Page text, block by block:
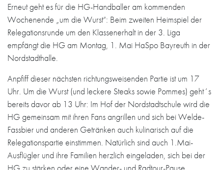
Erneut geht es für die HG-Handballer am kommenden
Wochenende „um die Wurst“: Beim zweiten Heimspiel der
Relegationsrunde um den Klassenerhalt in der 3. Liga
empfängt die HG am Montag, 1. Mai HaSpo Bayreuth in der
Nordstadthalle.
Anpfiff dieser nächsten richtungsweisenden Partie ist um 17
Uhr. Um die Wurst (und leckere Steaks sowie Pommes) geht´s
bereits davor ab 13 Uhr: Im Hof der Nordstadtschule wird die
HG gemeinsam mit ihren Fans angrillen und sich bei Welde-
Fassbier und anderen Getränken auch kulinarisch auf die
Relegationspartie einstimmen. Natürlich sind auch 1.Mai-
Ausflügler und ihre Familien herzlich eingeladen, sich bei der
HG zu stärken oder eine Wander- und Radtour-Pause